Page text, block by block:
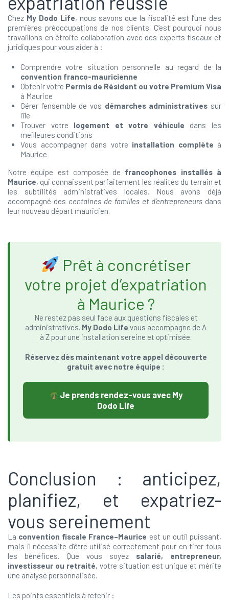
Chez My Dodo Life, nous savons que la fiscalité est l’une des
premières préoccupations de nos clients. C’est pourquoi nous
travaillons en étroite collaboration avec des experts fiscaux et
juridiques pour vous aider à :
Comprendre votre situation personnelle au regard de la
convention franco-mauricienne
Obtenir votre Permis de Résident ou votre Premium Visa
à Maurice
Gérer l’ensemble de vos démarches administratives sur
l’île
Trouver votre logement et votre véhicule dans les
meilleures conditions
Vous accompagner dans votre installation complète à
Maurice
Notre équipe est composée de francophones installés à
Maurice, qui connaissent parfaitement les réalités du terrain et
les subtilités administratives locales. Nous avons déjà
accompagné des centaines de familles et d’entrepreneurs dans
leur nouveau départ mauricien.
Prêt à concrétiser
votre projet d’expatriation
à Maurice ?
Ne restez pas seul face aux questions fiscales et
administratives. My Dodo Life vous accompagne de A
à Z pour une installation sereine et optimisée.
Réservez dès maintenant votre appel découverte
gratuit avec notre équipe :
Je prends rendez-vous avec My
Dodo Life
Conclusion : anticipez,
planifiez, et expatriez-
vous sereinement
La convention fiscale France–Maurice est un outil puissant,
mais il nécessite d’être utilisé correctement pour en tirer tous
les bénéfices. Que vous soyez salarié, entrepreneur,
investisseur ou retraité, votre situation est unique et mérite
une analyse personnalisée.
Les points essentiels à retenir :